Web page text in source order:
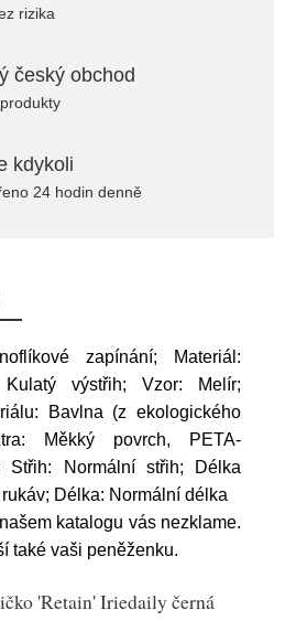
rizika
český obchod
kdykoli
24 hodin denně
zapínání; Materiál:
výstřih; Vzor: Melír;
Bavlna (z ekologického
Měkký povrch, PETA-
Střih: Normální střih; Délka
Délka: Normální délka
katalogu vás nezklame.
také vaši peněženku.
'Retain' Iriedaily černá